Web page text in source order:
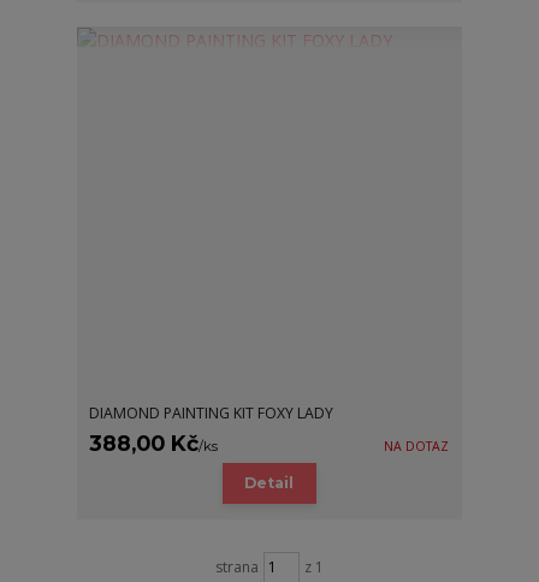
DIAMOND PAINTING KIT FOXY LADY
388,00 Kč/ks NA DOTAZ
Detail
strana z 1